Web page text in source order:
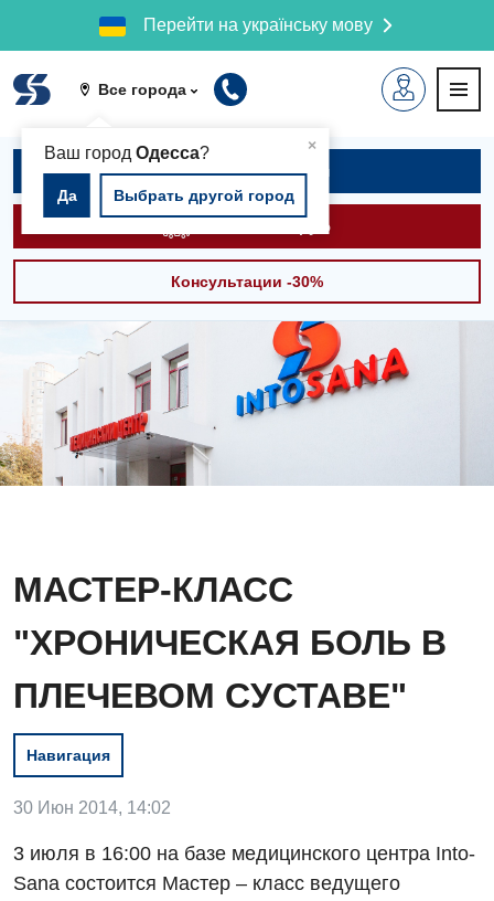
Перейти на українську мову
Все города
×
Ваш город Одесса?
Да Выбрать другой город
Мероприятия БПР
Диагностика
Записаться на приём
Вызвать скорую
Консультации -30%
МАСТЕР-КЛАСС
"ХРОНИЧЕСКАЯ БОЛЬ В
ПЛЕЧЕВОМ СУСТАВЕ"
Навигация
30 Июн 2014, 14:02
3 июля в 16:00 на базе медицинского центра Into-
Sana состоится Мастер – класс ведущего